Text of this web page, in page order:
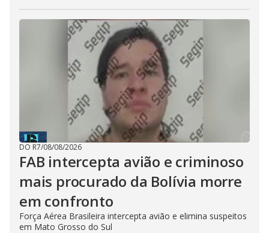
DO R7/08/08/2026
FAB intercepta avião e criminoso
mais procurado da Bolívia morre
em confronto
Força Aérea Brasileira intercepta avião e elimina suspeitos
em Mato Grosso do Sul